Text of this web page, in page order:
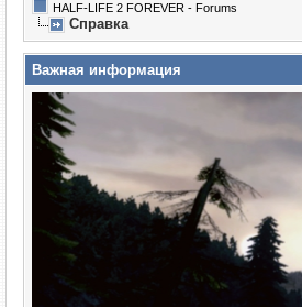
HALF-LIFE 2 FOREVER - Forums
Справка
Важная информация